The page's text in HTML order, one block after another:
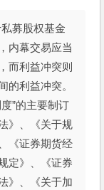
募股权基金
内幕交易应当
而利益冲突则
的利益冲突。
”的主要制订
》、《关于规
《证券期货经
定》、《证券
》、《关于加